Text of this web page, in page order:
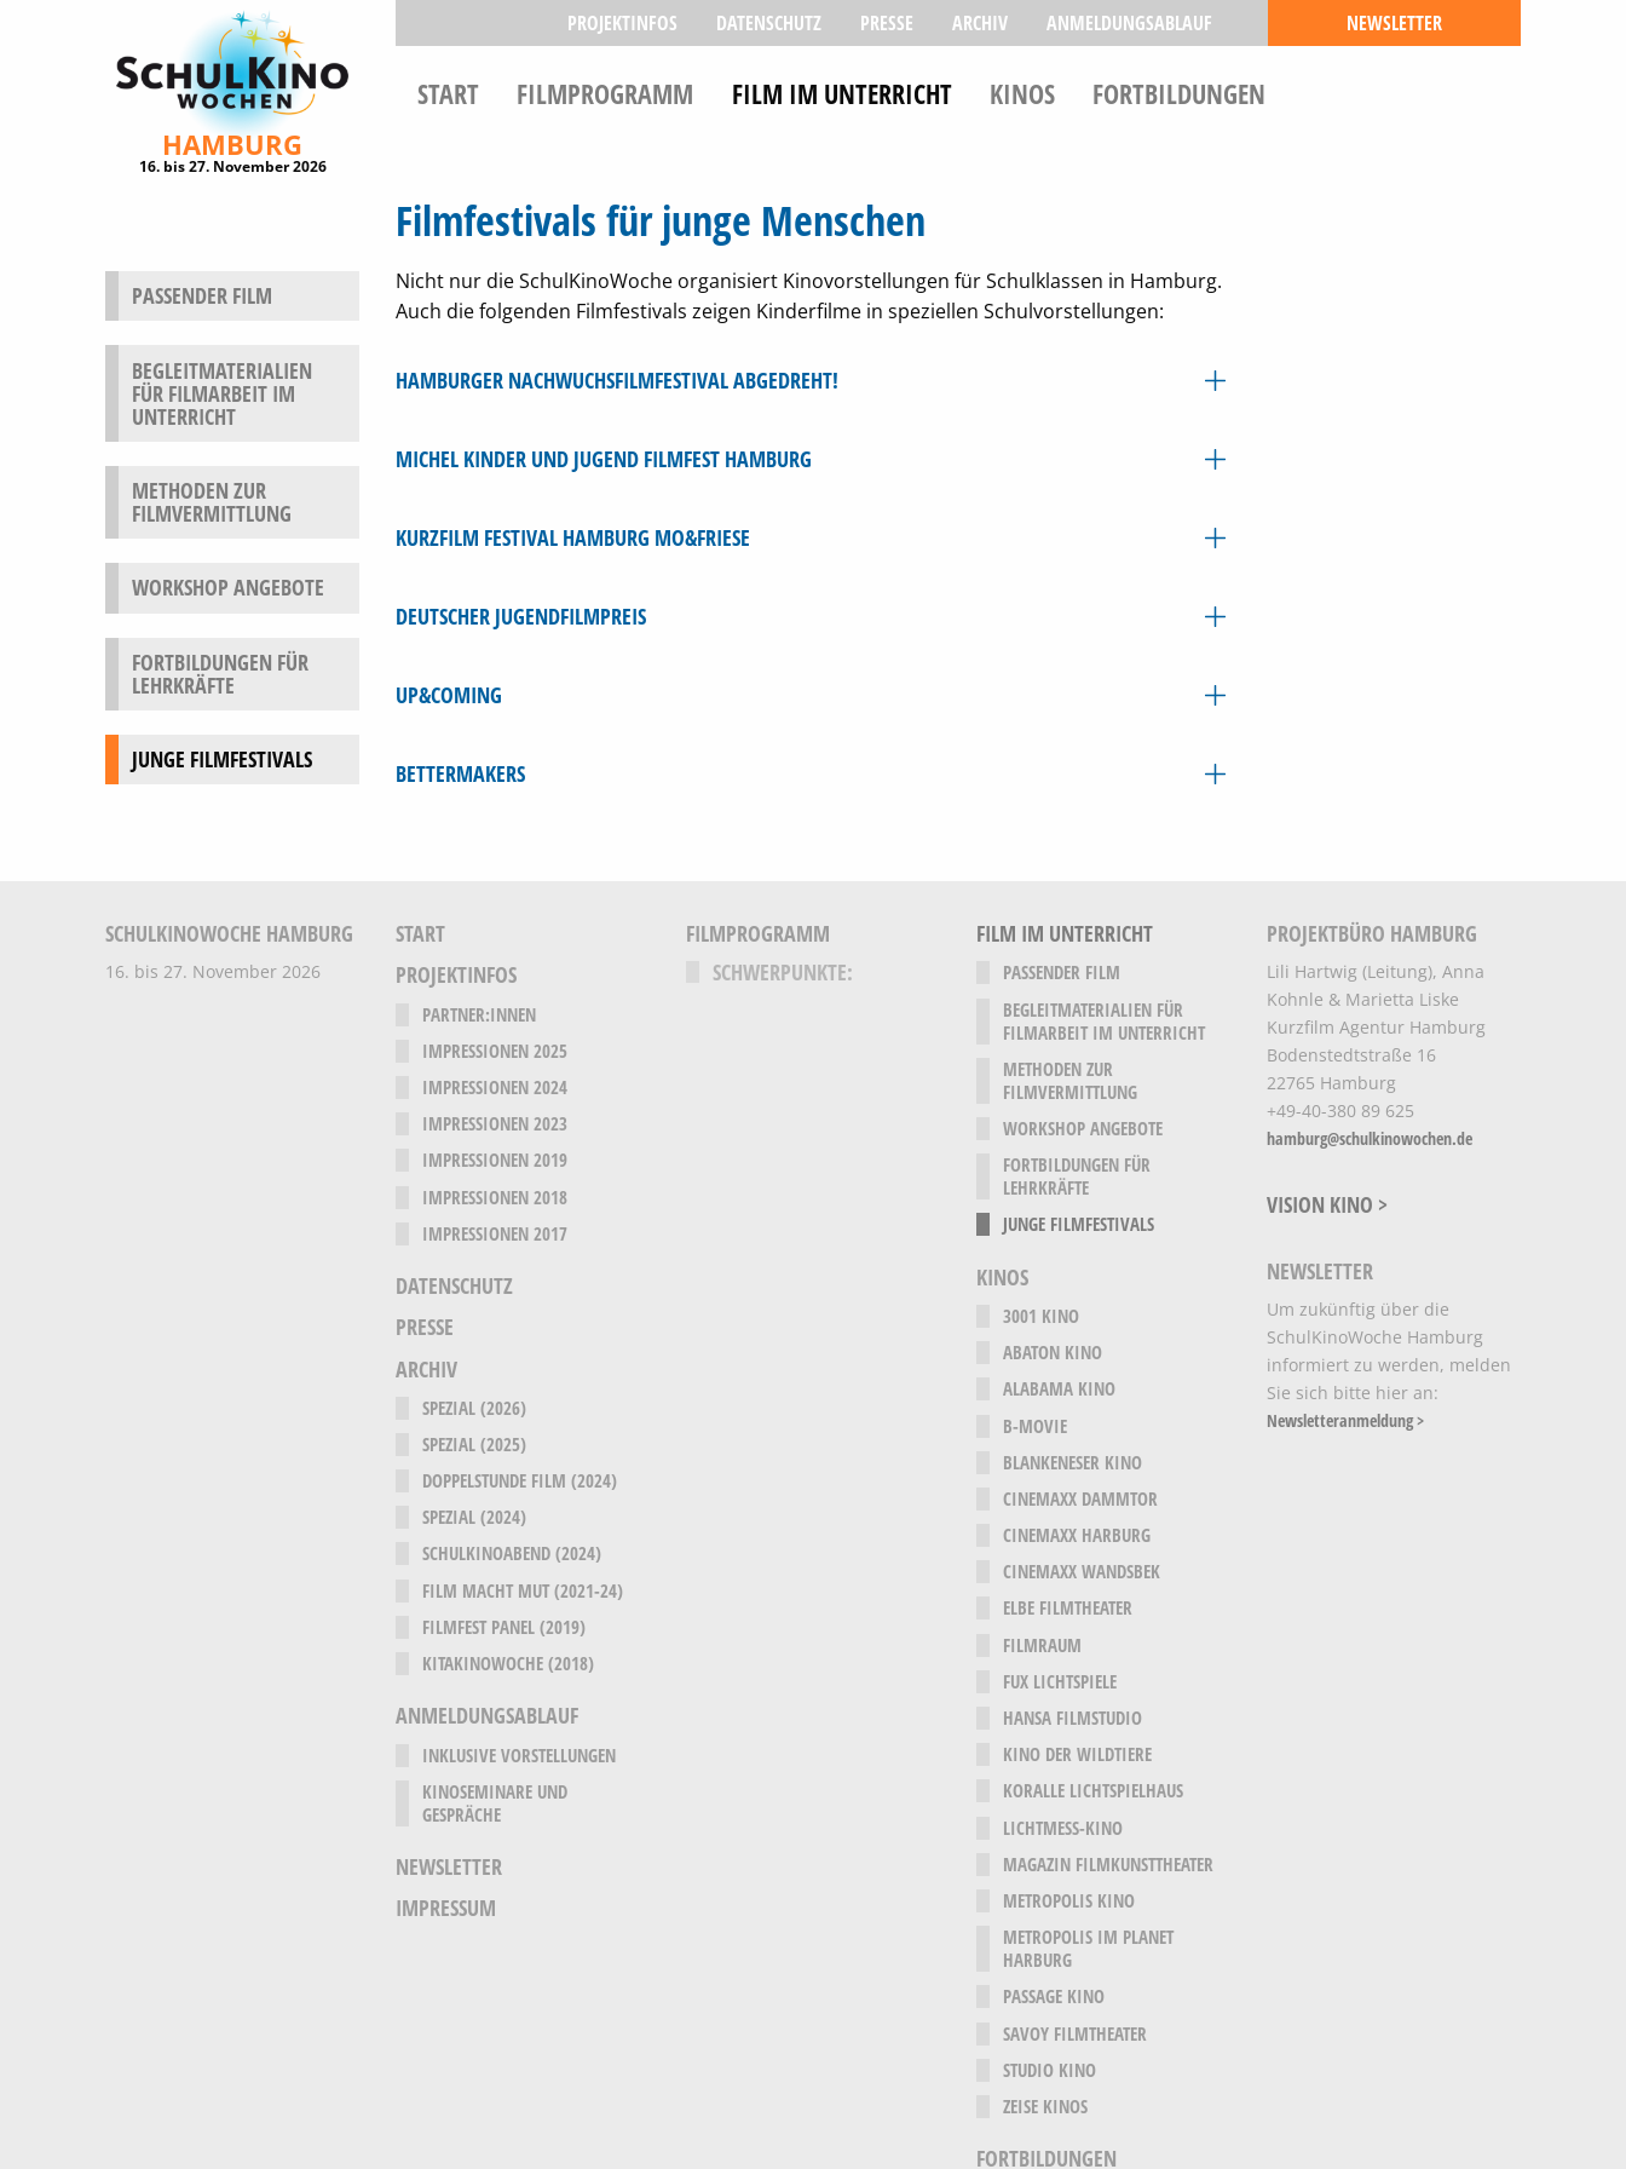
HAMBURG
16. bis 27. November 2026
PROJEKTINFOS DATENSCHUTZ PRESSE ARCHIV ANMELDUNGSABLAUF NEWSLETTER
START FILMPROGRAMM FILM IM UNTERRICHT KINOS FORTBILDUNGEN
PASSENDER FILM
BEGLEITMATERIALIEN
FÜR FILMARBEIT IM
UNTERRICHT
METHODEN ZUR
FILMVERMITTLUNG
WORKSHOP ANGEBOTE
FORTBILDUNGEN FÜR
LEHRKRÄFTE
JUNGE FILMFESTIVALS
Filmfestivals für junge Menschen
Nicht nur die SchulKinoWoche organisiert Kinovorstellungen für Schulklassen in Hamburg.
Auch die folgenden Filmfestivals zeigen Kinderfilme in speziellen Schulvorstellungen:
HAMBURGER NACHWUCHSFILMFESTIVAL ABGEDREHT!
MICHEL KINDER UND JUGEND FILMFEST HAMBURG
KURZFILM FESTIVAL HAMBURG MO&FRIESE
DEUTSCHER JUGENDFILMPREIS
UP&COMING
BETTERMAKERS
SCHULKINOWOCHE HAMBURG
16. bis 27. November 2026
START
PROJEKTINFOS
PARTNER:INNEN
IMPRESSIONEN 2025
IMPRESSIONEN 2024
IMPRESSIONEN 2023
IMPRESSIONEN 2019
IMPRESSIONEN 2018
IMPRESSIONEN 2017
DATENSCHUTZ
PRESSE
ARCHIV
SPEZIAL (2026)
SPEZIAL (2025)
DOPPELSTUNDE FILM (2024)
SPEZIAL (2024)
SCHULKINOABEND (2024)
FILM MACHT MUT (2021-24)
FILMFEST PANEL (2019)
KITAKINOWOCHE (2018)
ANMELDUNGSABLAUF
INKLUSIVE VORSTELLUNGEN
KINOSEMINARE UND
GESPRÄCHE
NEWSLETTER
IMPRESSUM
FILMPROGRAMM
SCHWERPUNKTE:
FILM IM UNTERRICHT
PASSENDER FILM
BEGLEITMATERIALIEN FÜR
FILMARBEIT IM UNTERRICHT
METHODEN ZUR
FILMVERMITTLUNG
WORKSHOP ANGEBOTE
FORTBILDUNGEN FÜR
LEHRKRÄFTE
JUNGE FILMFESTIVALS
KINOS
3001 KINO
ABATON KINO
ALABAMA KINO
B-MOVIE
BLANKENESER KINO
CINEMAXX DAMMTOR
CINEMAXX HARBURG
CINEMAXX WANDSBEK
ELBE FILMTHEATER
FILMRAUM
FUX LICHTSPIELE
HANSA FILMSTUDIO
KINO DER WILDTIERE
KORALLE LICHTSPIELHAUS
LICHTMESS-KINO
MAGAZIN FILMKUNSTTHEATER
METROPOLIS KINO
METROPOLIS IM PLANET
HARBURG
PASSAGE KINO
SAVOY FILMTHEATER
STUDIO KINO
ZEISE KINOS
FORTBILDUNGEN
PROJEKTBÜRO HAMBURG
Lili Hartwig (Leitung), Anna
Kohnle & Marietta Liske
Kurzfilm Agentur Hamburg
Bodenstedtstraße 16
22765 Hamburg
+49-40-380 89 625
hamburg@schulkinowochen.de
VISION KINO >
NEWSLETTER
Um zukünftig über die
SchulKinoWoche Hamburg
informiert zu werden, melden
Sie sich bitte hier an:
Newsletteranmeldung >